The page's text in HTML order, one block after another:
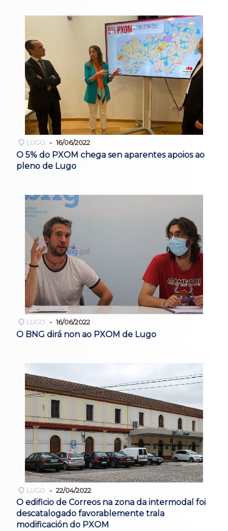
LUGO 16/06/2022
O 5% do PXOM chega sen aparentes apoios ao
pleno de Lugo
LUGO 16/06/2022
O BNG dirá non ao PXOM de Lugo
LUGO 22/04/2022
O edificio de Correos na zona da intermodal foi
descatalogado favorablemente trala
modificación do PXOM